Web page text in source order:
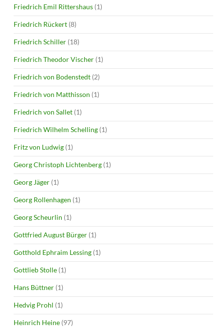
Friedrich Emil Rittershaus (1)
Friedrich Rückert (8)
Friedrich Schiller (18)
Friedrich Theodor Vischer (1)
Friedrich von Bodenstedt (2)
Friedrich von Matthisson (1)
Friedrich von Sallet (1)
Friedrich Wilhelm Schelling (1)
Fritz von Ludwig (1)
Georg Christoph Lichtenberg (1)
Georg Jäger (1)
Georg Rollenhagen (1)
Georg Scheurlin (1)
Gottfried August Bürger (1)
Gotthold Ephraim Lessing (1)
Gottlieb Stolle (1)
Hans Büttner (1)
Hedvig Prohl (1)
Heinrich Heine (97)